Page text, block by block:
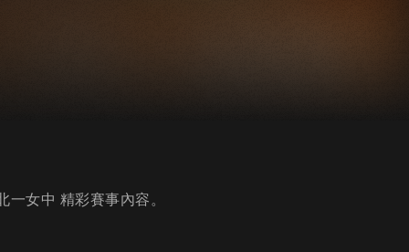
女中 精彩賽事內容。